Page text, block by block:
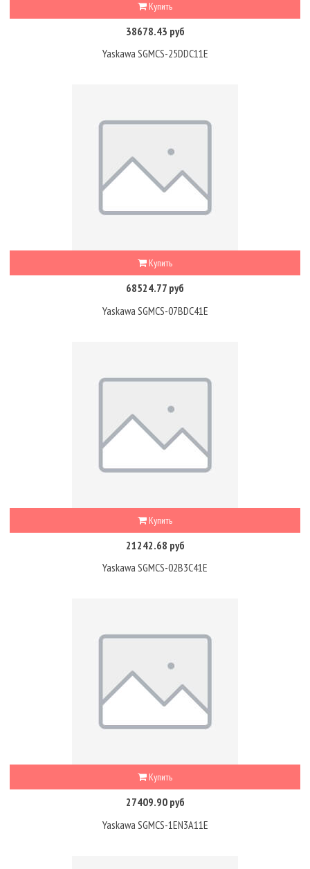
Купить
38678.43 руб
Yaskawa SGMCS-25DDC11E
Купить
68524.77 руб
Yaskawa SGMCS-07BDC41E
Купить
21242.68 руб
Yaskawa SGMCS-02B3C41E
Купить
27409.90 руб
Yaskawa SGMCS-1EN3A11E